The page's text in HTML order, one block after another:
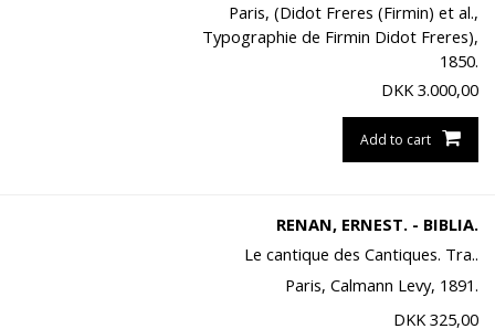
Paris, (Didot Freres (Firmin) et al.,
Typographie de Firmin Didot Freres),
1850.
DKK 3.000,00
Add to cart
RENAN, ERNEST. - BIBLIA.
Le cantique des Cantiques. Tra..
Paris, Calmann Levy, 1891.
DKK 325,00